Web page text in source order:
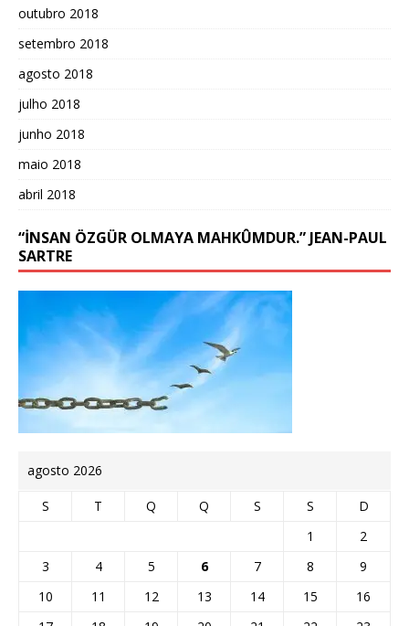
outubro 2018
setembro 2018
agosto 2018
julho 2018
junho 2018
maio 2018
abril 2018
“İNSAN ÖZGÜR OLMAYA MAHKÛMDUR.” JEAN-PAUL
SARTRE
agosto 2026
S T Q Q S S
D
1
2
3
4 5 6 7 8
9
10
11 12 13 14 15
16